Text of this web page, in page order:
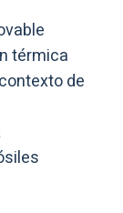
térmica
de